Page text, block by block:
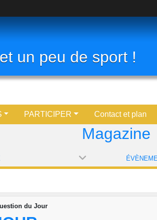
un peu de sport !
PARTICIPER Contact et plan
Magazine
du Jour